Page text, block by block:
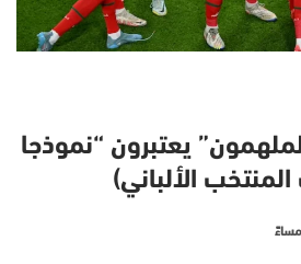
يعتبرون “نموذجا
الألباني)